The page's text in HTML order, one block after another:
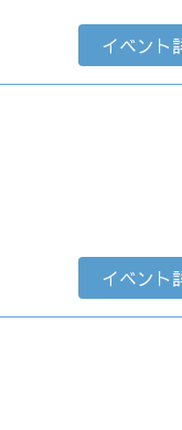
イベント
イベント